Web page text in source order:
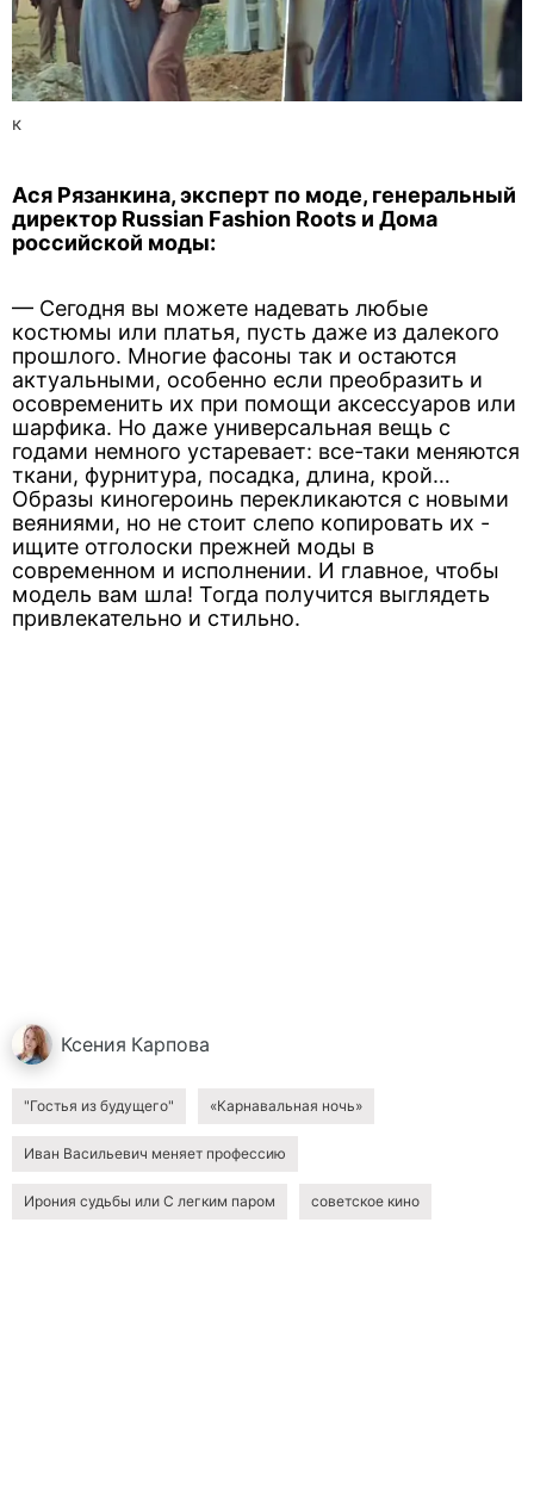
к
Ася Рязанкина, эксперт по моде, генеральный
директор Russian Fashion Roots и Дома
российской моды:
— Сегодня вы можете надевать любые
костюмы или платья, пусть даже из далекого
прошлого. Многие фасоны так и остаются
актуальными, особенно если преобразить и
осовременить их при помощи аксессуаров или
шарфика. Но даже универсальная вещь с
годами немного устаревает: все-таки меняются
ткани, фурнитура, посадка, длина, крой…
Образы киногероинь перекликаются с новыми
веяниями, но не стоит слепо копировать их -
ищите отголоски прежней моды в
современном и исполнении. И главное, чтобы
модель вам шла! Тогда получится выглядеть
привлекательно и стильно.
Ксения Карпова
"Гостья из будущего" «Карнавальная ночь»
Иван Васильевич меняет профессию
Ирония судьбы или С легким паром советское кино